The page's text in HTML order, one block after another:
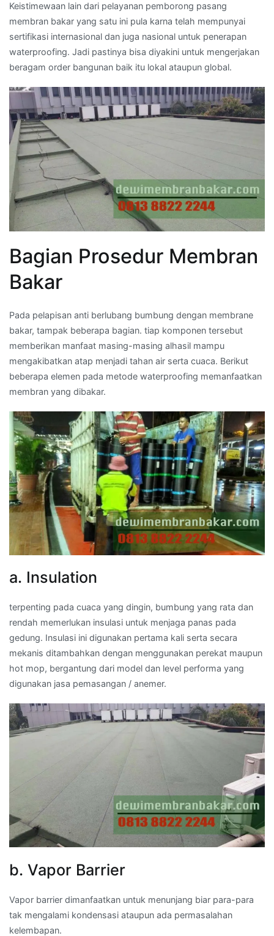
Keistimewaan lain dari pelayanan pemborong pasang
membran bakar yang satu ini pula karna telah mempunyai
sertifikasi internasional dan juga nasional untuk penerapan
waterproofing. Jadi pastinya bisa diyakini untuk mengerjakan
beragam order bangunan baik itu lokal ataupun global.
Bagian Prosedur Membran
Bakar
Pada pelapisan anti berlubang bumbung dengan membrane
bakar, tampak beberapa bagian. tiap komponen tersebut
memberikan manfaat masing-masing alhasil mampu
mengakibatkan atap menjadi tahan air serta cuaca. Berikut
beberapa elemen pada metode waterproofing memanfaatkan
membran yang dibakar.
a. Insulation
terpenting pada cuaca yang dingin, bumbung yang rata dan
rendah memerlukan insulasi untuk menjaga panas pada
gedung. Insulasi ini digunakan pertama kali serta secara
mekanis ditambahkan dengan menggunakan perekat maupun
hot mop, bergantung dari model dan level performa yang
digunakan jasa pemasangan / anemer.
b. Vapor Barrier
Vapor barrier dimanfaatkan untuk menunjang biar para-para
tak mengalami kondensasi ataupun ada permasalahan
kelembapan.